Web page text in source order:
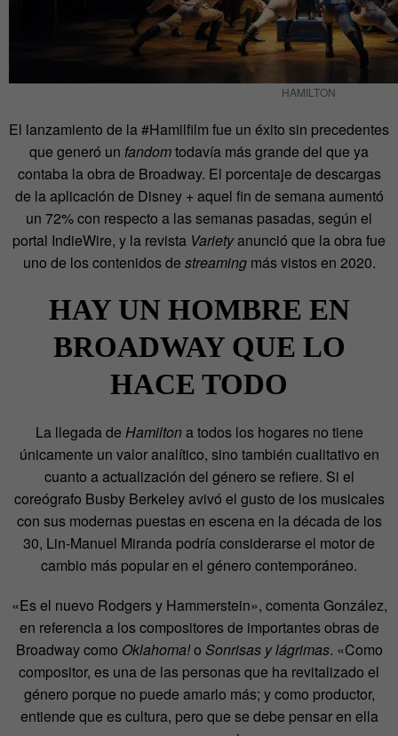
HAMILTON
El lanzamiento de la #Hamilfilm fue un éxito sin precedentes
que generó un fandomtodavía más grande del que ya
contaba la obra de Broadway. El porcentaje de descargas
de la aplicación de Disney + aquel fin de semana aumentó
un 72% con respecto a las semanas pasadas, según el
portal IndieWire, y la revista Varietyanunció que la obra fue
uno de los contenidos de streamingmás vistos en 2020.
HAY UN HOMBRE EN
BROADWAY QUE LO
HACE TODO
La llegada de Hamiltona todos los hogares no tiene
únicamente un valor analítico, sino también cualitativo en
cuanto a actualización del género se refiere. Si el
coreógrafo Busby Berkeley avivó el gusto de los musicales
con sus modernas puestas en escena en la década de los
30, Lin-Manuel Miranda podría considerarse el motor de
cambio más popular en el género contemporáneo.
«Es el nuevo Rodgers y Hammerstein», comenta González,
en referencia a los compositores de importantes obras de
Broadway como Oklahoma!o Sonrisas y lágrimas. «Como
compositor, es una de las personas que ha revitalizado el
género porque no puede amarlo más; y como productor,
entiende que es cultura, pero que se debe pensar en ella